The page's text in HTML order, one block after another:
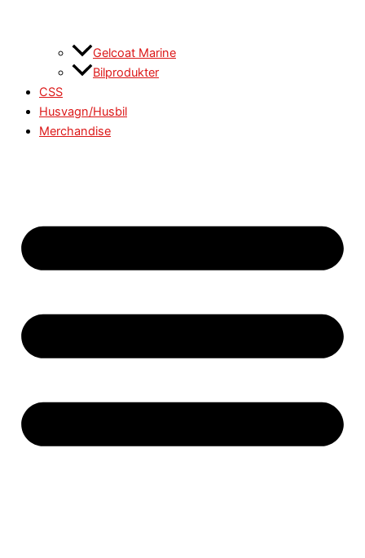
Gelcoat Marine
Bilprodukter
CSS
Husvagn/Husbil
Merchandise